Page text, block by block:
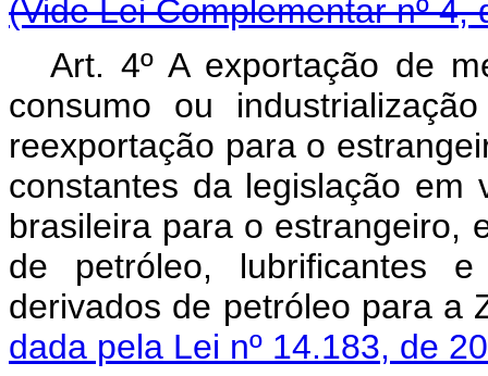
(Vide Lei Complementar nº 4,
Art. 4º A exportação de
consumo ou
reexportação para o
constantes da legislação em
brasileira para o estrangeiro,
de petróleo, lubrificantes
derivados de petróleo para a
dada pela Lei nº 14.183, de